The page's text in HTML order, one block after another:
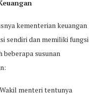
kementerian keuangan
sendiri dan memiliki fungsi
beberapa susunan
menteri tentunya